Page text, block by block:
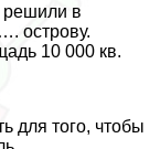
решили в
острову.
10 000 кв.
для того, чтобы